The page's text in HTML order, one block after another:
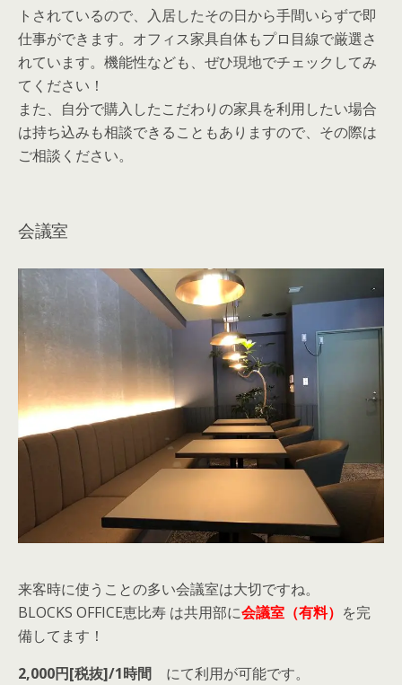
トされているので、入居したその日から手間いらずで即
仕事ができます。オフィス家具自体もプロ目線で厳選さ
れています。機能性なども、ぜひ現地でチェックしてみ
てください！
また、自分で購入したこだわりの家具を利用したい場合
は持ち込みも相談できることもありますので、その際は
ご相談ください。
会議室
来客時に使うことの多い会議室は大切ですね。
BLOCKS OFFICE恵比寿 は共用部に会議室（有料） を完
備してます！
2,000円[税抜]/1時間 にて利用が可能です。